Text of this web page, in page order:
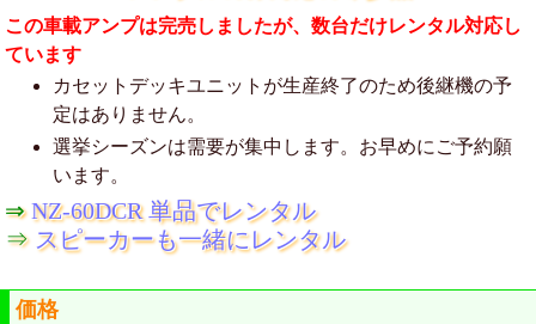
この車載アンプは完売しましたが、数台だけレンタル対応し
ています
カセットデッキユニットが生産終了のため後継機の予
定はありません。
選挙シーズンは需要が集中します。お早めにご予約願
います。
⇒NZ-60DCR 単品でレンタル
⇒ スピーカーも一緒にレンタル
価格